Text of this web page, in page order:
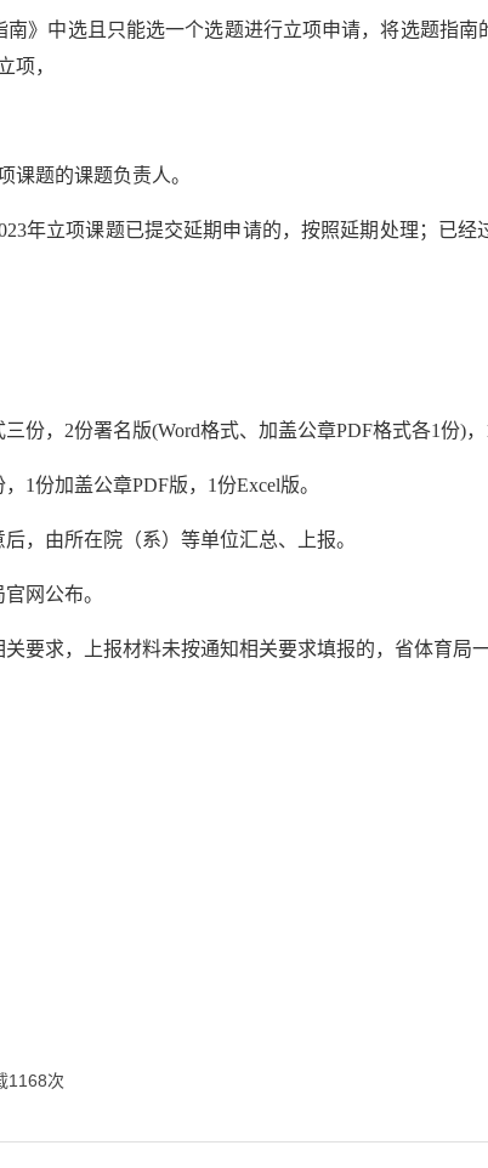
》中选且只能选一个选题进行立项申请，将选题指
项，
课题的课题负责人。
年立项课题已提交延期申请的，按照延期处理；已
份， 2份署名版(Word格式、加盖公章PDF格式各1份)，
1份加盖公章PDF版， 1份Excel版。
，由所在院（系）等单位汇总、上报。
网公布。
要求，上报材料未按通知相关要求填报的，省体育局
1168次